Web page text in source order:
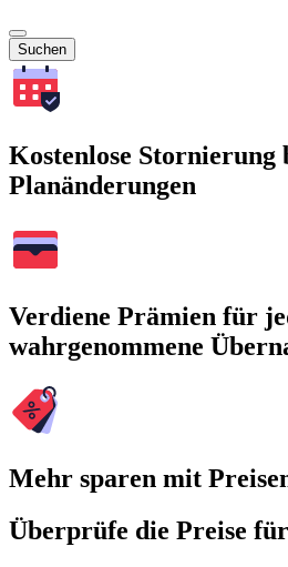
Suchen
Kostenlose Stornierung
Planänderungen
Verdiene Prämien für
wahrgenommene
Mehr sparen mit
Überprüfe die Preise